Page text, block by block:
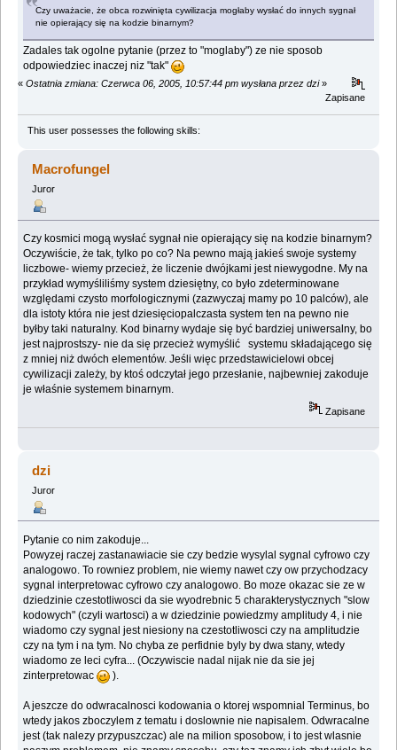
Czy uważacie, że obca rozwinięta cywilizacja mogłaby wysłać do innych sygnał
nie opierający się na kodzie binarnym?
Zadales tak ogolne pytanie (przez to "moglaby") ze nie sposob
odpowiedziec inaczej niz "tak"
« Ostatnia zmiana: Czerwca 06, 2005, 10:57:44 pm wysłana przez dzi»
Zapisane
This user possesses the following skills:
Macrofungel
Juror
Czy kosmici mogą wysłać sygnał nie opierający się na kodzie binarnym?
Oczywiście, że tak, tylko po co? Na pewno mają jakieś swoje systemy
liczbowe- wiemy przecież, że liczenie dwójkami jest niewygodne. My na
przykład wymyśliliśmy system dziesiętny, co było zdeterminowane
względami czysto morfologicznymi (zazwyczaj mamy po 10 palców), ale
dla istoty która nie jest dziesięciopalczasta system ten na pewno nie
byłby taki naturalny. Kod binarny wydaje się być bardziej uniwersalny, bo
jest najprostszy- nie da się przecież wymyślić systemu składającego się
z mniej niż dwóch elementów. Jeśli więc przedstawicielowi obcej
cywilizacji zależy, by ktoś odczytał jego przesłanie, najbewniej zakoduje
je właśnie systemem binarnym.
Zapisane
dzi
Juror
Pytanie co nim zakoduje...
Powyzej raczej zastanawiacie sie czy bedzie wysylal sygnal cyfrowo czy
analogowo. To rowniez problem, nie wiemy nawet czy ow przychodzacy
sygnal interpretowac cyfrowo czy analogowo. Bo moze okazac sie ze w
dziedzinie czestotliwosci da sie wyodrebnic 5 charakterystycznych "slow
kodowych" (czyli wartosci) a w dziedzinie powiedzmy amplitudy 4, i nie
wiadomo czy sygnal jest niesiony na czestotliwosci czy na amplitudzie
czy na tym i na tym. No chyba ze perfidnie byly by dwa stany, wtedy
wiadomo ze leci cyfra... (Oczywiscie nadal nijak nie da sie jej
zinterpretowac
).
A jeszcze do odwracalnosci kodowania o ktorej wspomnial Terminus, bo
wtedy jakos zboczylem z tematu i doslownie nie napisalem. Odwracalne
jest (tak nalezy przypuszczac) ale na milion sposobow, i to jest wlasnie